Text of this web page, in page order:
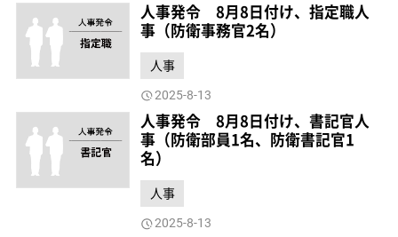
人事発令 8月8日付け、指定職人
事（防衛事務官2名）
人事
2025-8-13
人事発令 8月8日付け、書記官人
事（防衛部員1名、防衛書記官1
名）
人事
2025-8-13